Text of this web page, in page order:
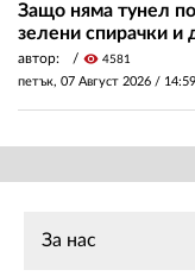
Защо няма тунел
зелени спирачки и
автор: visibility 4581
петък, 07 Август 2026 / 14:59
За нас